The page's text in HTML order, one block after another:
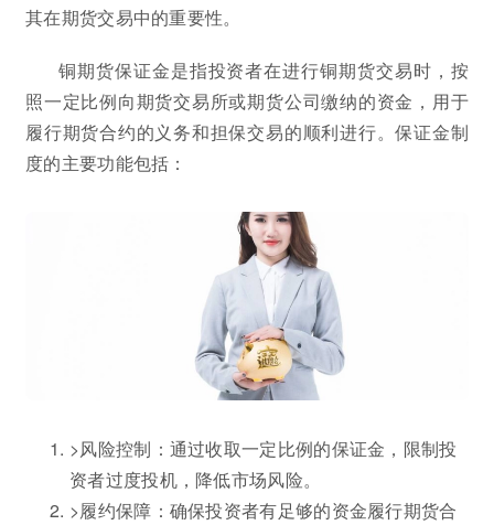
其在期货交易中的重要性。
铜期货保证金是指投资者在进行铜期货交易时，按
照一定比例向期货交易所或期货公司缴纳的资金，用于
履行期货合约的义务和担保交易的顺利进行。保证金制
度的主要功能包括：
>风险控制：通过收取一定比例的保证金，限制投
资者过度投机，降低市场风险。
>履约保障：确保投资者有足够的资金履行期货合